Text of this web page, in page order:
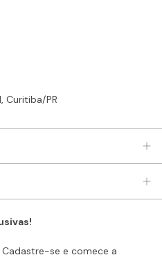
Curitiba/PR
se e comece a